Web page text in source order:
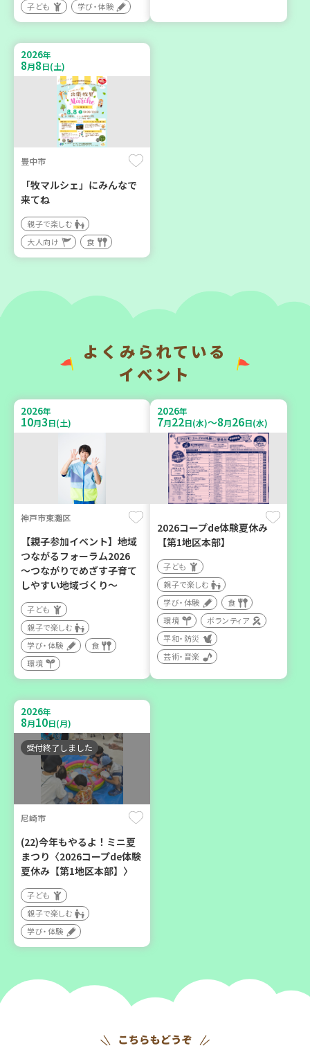
神戸市兵庫区
BOSAI(ぼうさい)教室～か
ぞくで楽しくまなぼうさい
～
学び・体験
平和・防災
2026年
24
【第3地区本部】地域のつど
い場で憩いのひとときを
【第3地区本部】住み慣れた
地域で暮らしたい 「コープ
2026年
9月6日(日)
西宮市
野菜を食べよう！ベジ活キ
ャンペーン【第２地区】
子ども
親子で楽しむ
学び・体験
2026年
10月6日(火)
「フードプラン上富田みか
ん」バスで行く 産地見学＆
生産者交流会
学び・体験 食
2026 年
9月12日(土)
豊岡市
大人の発達障がいを学び、
か？
大人向け
学び・体験
子ども 学び・体験
2026年
8月8日(土)
豊中市
「牧マルシェ」にみんなで
来てね
親子で楽しむ
大人向け
食
よくみられている
イベント
2026年
10月3日(土)
神戸市東灘区
【親子参加イベント】地域
つながるフォーラム2026
～つながりでめざす子育て
しやすい地域づくり～
子ども
親子で楽しむ
学び・体験
食
環境
2026年
7月22日(水)～8月26日(水)
2026コープde体験夏休み
【第1地区本部】
子ども
親子で楽しむ
学び・体験
食
環境
ボランティア
平和・防災
芸術・音楽
2026年
8月10日(月)
受付終了しました
尼崎市
(22)今年もやるよ！ミニ夏
まつり〈2026コープde体験
夏休み【第1地区本部】〉
子ども
親子で楽しむ
学び・体験